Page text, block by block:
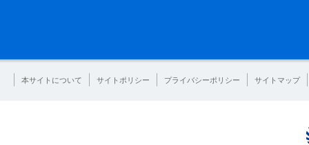
本サイトについて サイトポリシー プライバシーポリシー サイトマップ